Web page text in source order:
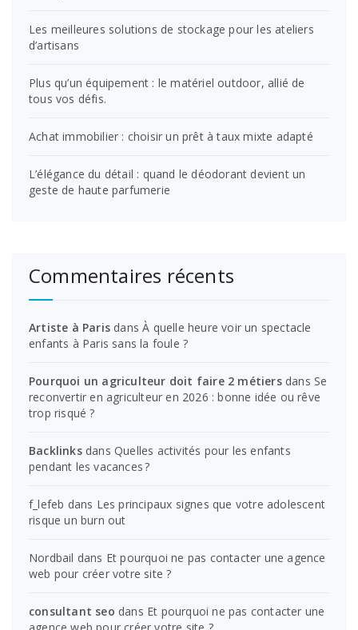
Les meilleures solutions de stockage pour les ateliers
d’artisans
Plus qu’un équipement : le matériel outdoor, allié de
tous vos défis.
Achat immobilier : choisir un prêt à taux mixte adapté
L’élégance du détail : quand le déodorant devient un
geste de haute parfumerie
Commentaires récents
Artiste à Paris dansÀ quelle heure voir un spectacle
enfants à Paris sans la foule ?
Pourquoi un agriculteur doit faire 2 métiersdans Se
reconvertir en agriculteur en 2026 : bonne idée ou rêve
trop risqué ?
BacklinksdansQuelles activités pour les enfants
pendant les vacances ?
f_lefeb dans Les principaux signes que votre adolescent
risque un burn out
Nordbail dans Et pourquoi ne pas contacter une agence
web pour créer votre site ?
consultant seo dans Et pourquoi ne pas contacter une